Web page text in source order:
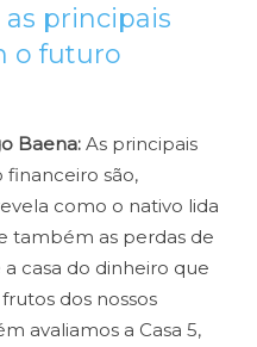
principais
o futuro
Baena: As principais
financeiro são,
como o nativo lida
também as perdas de
a casa do dinheiro que
dos nossos
avaliamos a Casa 5,